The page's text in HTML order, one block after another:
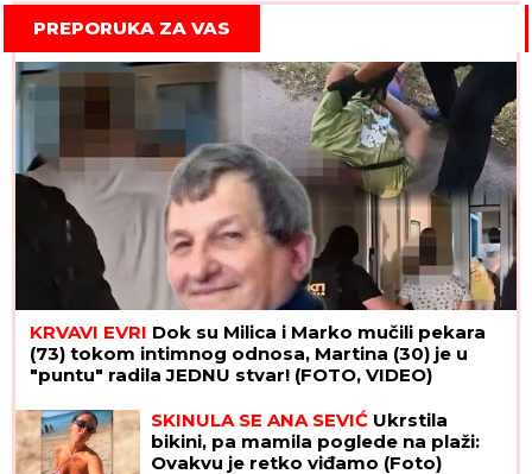
PREPORUKA ZA VAS
KRVAVI EVRI Dok su Milica i Marko mučili pekara
(73) tokom intimnog odnosa, Martina (30) je u
"puntu" radila JEDNU stvar! (FOTO, VIDEO)
SKINULA SE ANA SEVIĆ Ukrstila
bikini, pa mamila poglede na plaži:
Ovakvu je retko viđamo (Foto)